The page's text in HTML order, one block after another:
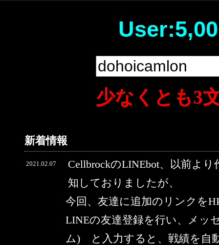
少なくとも3
新着情報
2021.02.07
CellbrockのLINEbot、以前よ
知しておりましたが、
今回、友達に追加のリンクを
LINEの友達登録を行い、メ
ム) と入力すると、戦績を自